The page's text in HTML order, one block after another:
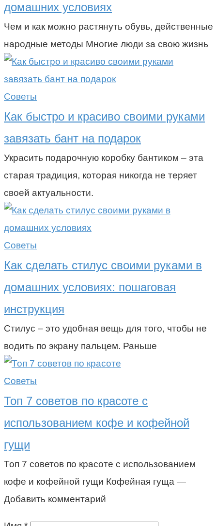
домашних условиях
Чем и как можно растянуть обувь, действенные
народные методы Многие люди за свою жизнь
Советы
Как быстро и красиво своими руками
завязать бант на подарок
Украсить подарочную коробку бантиком – эта
старая традиция, которая никогда не теряет
своей актуальности.
Советы
Как сделать стилус своими руками в
домашних условиях: пошаговая
инструкция
Стилус – это удобная вещь для того, чтобы не
водить по экрану пальцем. Раньше
Советы
Топ 7 советов по красоте с
использованием кофе и кофейной
гущи
Топ 7 советов по красоте с использованием
кофе и кофейной гущи Кофейная гуща —
Добавить комментарий